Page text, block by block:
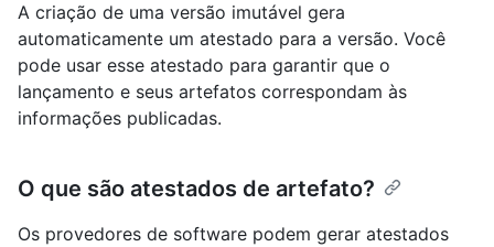
A criação de uma versão imutável gera
automaticamente um atestado para a versão. Você
pode usar esse atestado para garantir que o
lançamento e seus artefatos correspondam às
informações publicadas.
O que são atestados de artefato?
Os provedores de software podem gerar atestados